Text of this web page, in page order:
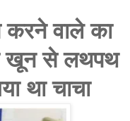
करने वाले का
खून से लथपथ
था चाचा